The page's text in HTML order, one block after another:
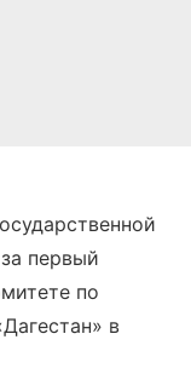
первый
по
в